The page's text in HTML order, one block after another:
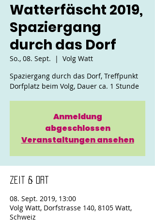
Watterfäscht 2019,
Spaziergang
durch das Dorf
So., 08. Sept.
  |
Volg Watt
Spaziergang durch das Dorf, Treffpunkt
Dorfplatz beim Volg, Dauer ca. 1 Stunde
Anmeldung
abgeschlossen
Veranstaltungen ansehen
Zeit & Ort
08. Sept. 2019, 13:00
Volg Watt, Dorfstrasse 140, 8105 Watt,
Schweiz